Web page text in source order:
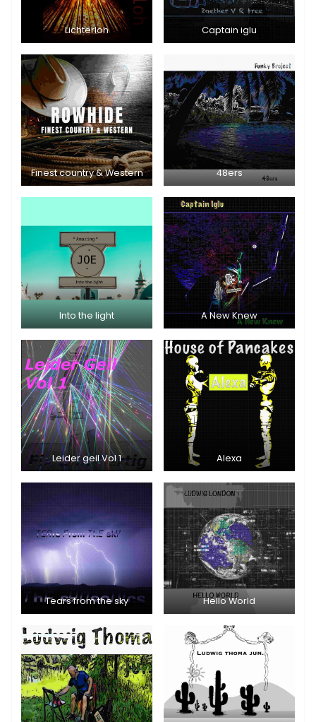
Lichterloh Captain iglu
Finest country & Western 48ers
Into the light A New Knew
Leider geil Vol 1 Alexa
Tears from the sky Hello World